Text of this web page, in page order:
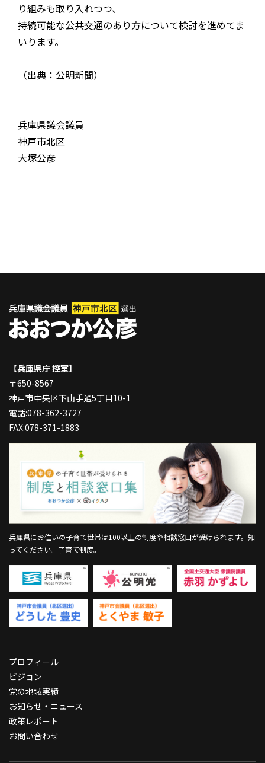
り組みも取り入れつつ、
持続可能な公共交通のあり方について検討を進めてま
いります。
（出典：公明新聞）
兵庫県議会議員
神戸市北区
大塚公彦
プロフィール
ビジョン
党の地域実績
お知らせ・ニュース
政策レポート
お問い合わせ
【兵庫県庁 控室】
〒650-8567
神戸市中央区下山手通5丁目10-1
電話:078-362-3727
FAX:078-371-1883
兵庫県にお住いの子育て世帯は100以上の制度や相談窓口が受けられます。 知
ってください。子育て制度。